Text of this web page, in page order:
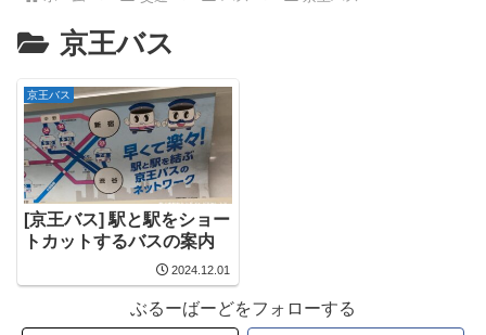
京王バス
京王バス
[京王バス] 駅と駅をショー
トカットするバスの案内
2024.12.01
ぶるーばーどをフォローする